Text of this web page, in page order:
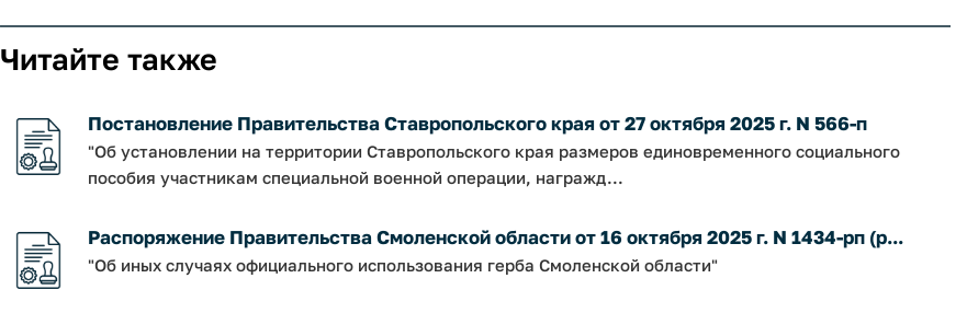
Читайте также
Постановление Правительства Ставропольского края от 27 октября 2025 г. N 566-п
"Об установлении на территории Ставропольского края размеров единовременного социального
пособия участникам специальной военной операции, награжд...
Распоряжение Правительства Смоленской области от 16 октября 2025 г. N 1434-рп (р...
"Об иных случаях официального использования герба Смоленской области"